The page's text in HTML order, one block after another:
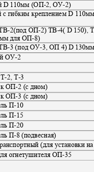
D 110мм (ОП-2, ОУ-2)
с гибким креплением D
-2(под ОП-2) ТВ-4( D 150),
для ОП-8)
-3(под ОУ-3, ОП 4) D
ОУ-2
-2, Т-3
к ОП-2 (с дном)
к ОП-3 (с дном)
П-10
П-15
П-20
П-8 (подвесная)
(для установки
огнетушителя ОП-35